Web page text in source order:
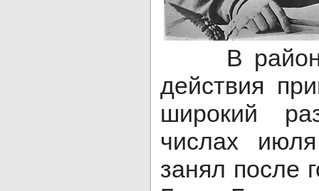
В районе
действия
широкий
числах
занял после